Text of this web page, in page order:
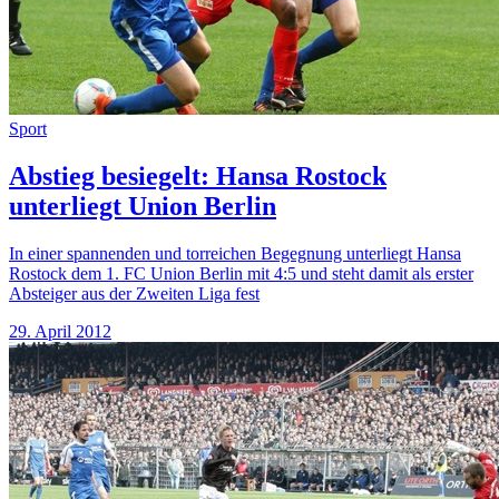
Sport
Abstieg besiegelt: Hansa Rostock
unterliegt Union Berlin
In einer spannenden und torreichen Begegnung unterliegt Hansa
Rostock dem 1. FC Union Berlin mit 4:5 und steht damit als erster
Absteiger aus der Zweiten Liga fest
29. April 2012